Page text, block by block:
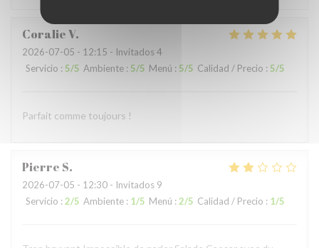
CoralieV
2026-07-05 - 12:15 - Invitados 4
Servicio : 5/5 Ambiente : 5/5 Menú : 5/5 Calidad / Precio : 5/5
Parfait comme toujours !
Pierre S
2026-07-05 - 12:30 - Invitados 9
Servicio : 2/5 Ambiente : 1/5 Menú : 2/5 Calidad / Precio : 1/5